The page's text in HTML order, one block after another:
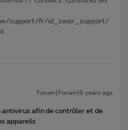
support/fr/id_zwpr_support/
Forum|Forum|6 years ago
antivirus afin de contrôler et de
appareils